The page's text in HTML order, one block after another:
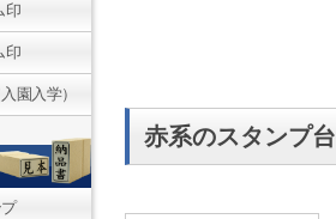
赤系のスタンプ台
印
印
園入学）